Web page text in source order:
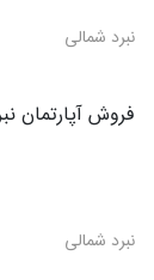
نبرد شمالی
فروش آپارتمان نبرد
نبرد شمالی